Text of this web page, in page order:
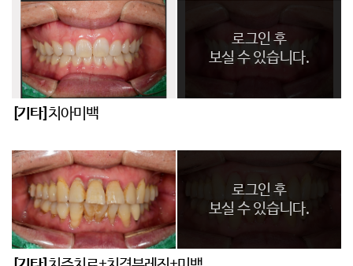
로그인 후
보실 수 있습니다.
[기타] 치아미백
로그인 후
보실 수 있습니다.